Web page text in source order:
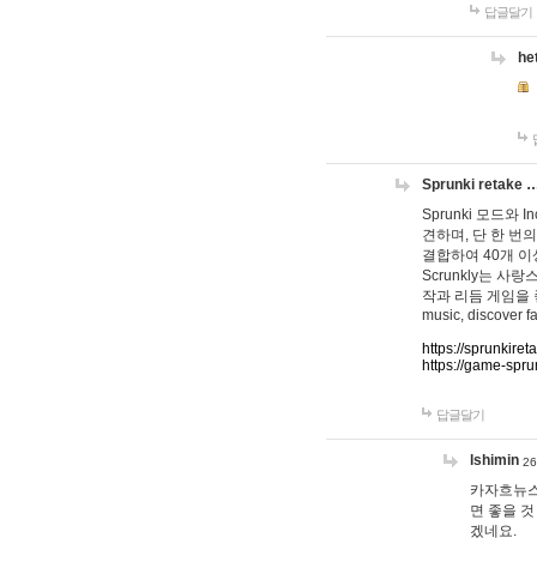
답글달기
Sprunki retake
Sprunki 모드와
견하며, 단 한 번
결합하여 40개
Scrunkly는 사랑
작과 리듬 게임을
music, discover
https://
https://game-
답글달기
lshimin
카자흐뉴
면 좋을
겠네요.